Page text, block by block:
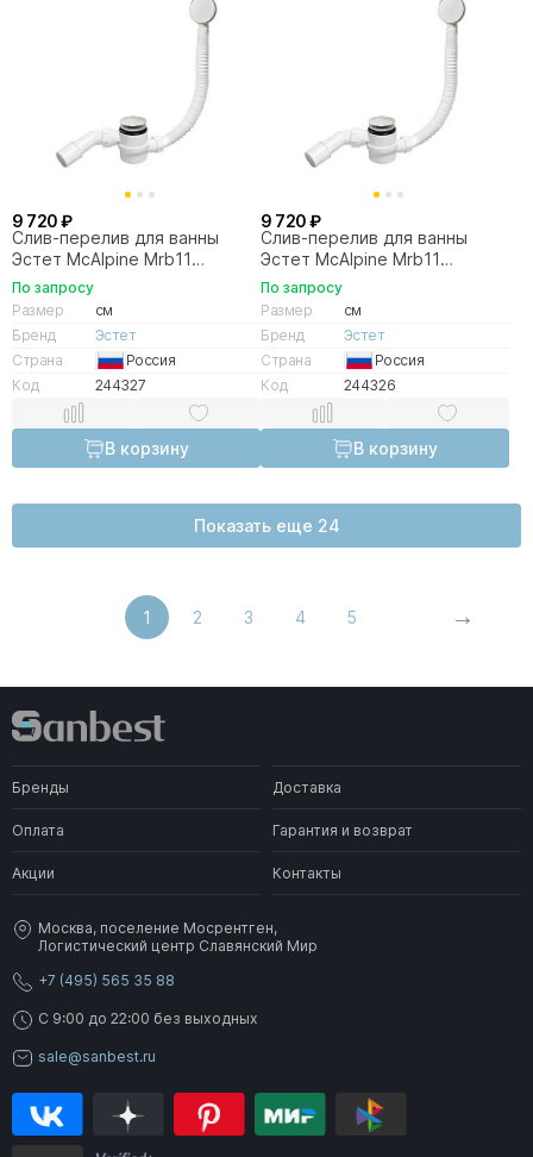
9 720 ₽
Слив-перелив для ванны
Эстет McAlpine Mrb11
ФР-00013607 белый
По запросу
Размер
см
Бренд
Эстет
Страна
Россия
Код
244327
В корзину
9 720 ₽
Слив-перелив для ванны
Эстет McAlpine Mrb11
ФР-00014753 белый матовый
По запросу
Размер
см
Бренд
Эстет
Страна
Россия
Код
244326
В корзину
Показать еще 24
1 2 3 4 5
Бренды Доставка
Оплата Гарантия и возврат
Акции Контакты
Москва, поселение Мосрентген,
Логистический центр Славянский Мир
+7 (495) 565 35 88
C 9:00 до 22:00 без выходных
sale@sanbest.ru